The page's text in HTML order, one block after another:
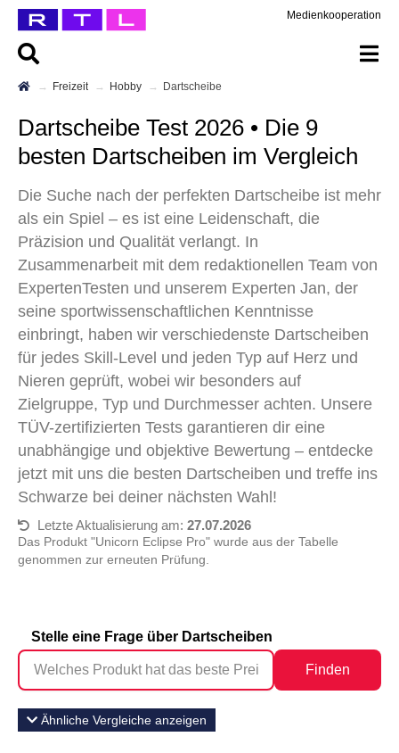
Medienkooperation
Freizeit Hobby Dartscheibe
Dartscheibe Test 2026 • Die 9
besten Dartscheiben im Vergleich
Die Suche nach der perfekten Dartscheibe ist mehr
als ein Spiel – es ist eine Leidenschaft, die
Präzision und Qualität verlangt. In
Zusammenarbeit mit dem redaktionellen Team von
ExpertenTesten und unserem Experten Jan, der
seine sportwissenschaftlichen Kenntnisse
einbringt, haben wir verschiedenste Dartscheiben
für jedes Skill-Level und jeden Typ auf Herz und
Nieren geprüft, wobei wir besonders auf
Zielgruppe, Typ und Durchmesser achten. Unsere
TÜV-zertifizierten Tests garantieren dir eine
unabhängige und objektive Bewertung – entdecke
jetzt mit uns die besten Dartscheiben und treffe ins
Schwarze bei deiner nächsten Wahl!
Letzte Aktualisierung am: 27.07.2026
Das Produkt "Unicorn Eclipse Pro" wurde aus der Tabelle
genommen zur erneuten Prüfung.
Stelle eine Frage über Dartscheiben
Finden
Ähnliche Vergleiche anzeigen